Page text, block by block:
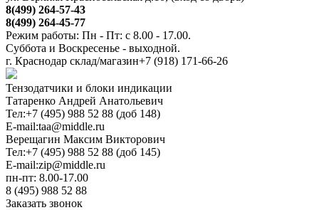
8(499) 264-57-43
8(499) 264-45-77
Режим работы: Пн - Пт: с 8.00 - 17.00.
Суббота и Воскресенье - выходной.
г. Краснодар склад/магазин+7 (918) 171-66-26
Тензодатчики и блоки индикации
Татаренко Андрей Анатольевич
Тел:+7 (495) 988 52 88 (доб 148)
E-mail:taa@middle.ru
Верещагин Максим Викторович
Тел:+7 (495) 988 52 88 (доб 145)
E-mail:zip@middle.ru
пн-пт: 8.00-17.00
8 (495) 988 52 88
Заказать звонок